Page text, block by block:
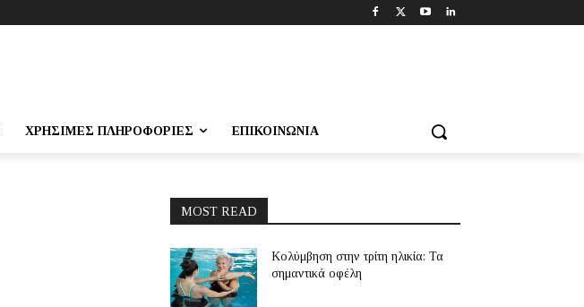
ΧΡΉΣΙΜΕΣ ΠΛΗΡΟΦΟΡΊΕΣ ΕΠΙΚΟΙΝΩΝΊΑ
MOST READ
Κολύμβηση στην τρίτη ηλικία: Τα
σημαντικά οφέλη